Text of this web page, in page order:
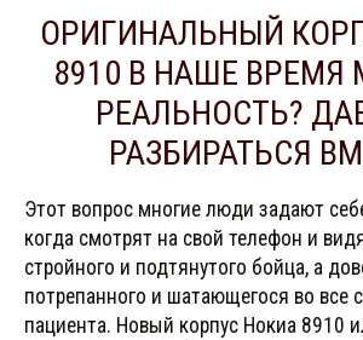
ОРИГИНАЛЬНЫЙ
8910 В НАШЕ
РЕАЛЬНОСТЬ?
РАЗБИРАТЬСЯ
Этот вопрос многие люди задают
когда смотрят на свой телефон и
стройного и подтянутого бойца, а
потрепанного и шатающегося во все
пациента. Новый корпус Нокиа 8910
мне